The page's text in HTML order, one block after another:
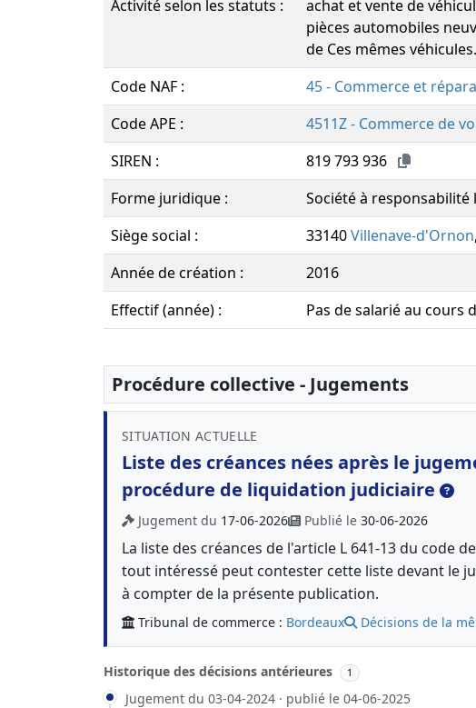
Activité selon les statuts :
achat et vente de
pièces automobiles
de Ces mêmes véhicules.
Code NAF :
45 - Commerce et
Code APE :
4511Z - Commerce de
SIREN :
819 793 936
Forme juridique :
Société à responsabilité
Siège social :
33140Villenave-d'Ornon,
Année de création :
2016
Effectif (année) :
Pas de salarié au cours
Procédure collective - Jugements
SITUATION ACTUELLE
Liste des créances nées après le
procédure de liquidation judiciaire
Jugement du 17-06-2026 Publié le 30-06-2026
La liste des créances de l'article L 641-13 du code
tout intéressé peut contester cette liste devant le
à compter de la présente publication.
Tribunal de commerce : Bordeaux Décisions de la
Historique des décisions antérieures 1
Jugement du 03-04-2024 · publié le 04-06-2025